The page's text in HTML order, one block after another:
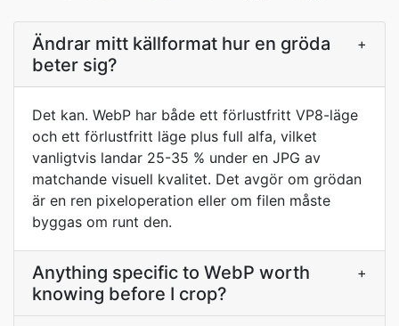
Ändrar mitt källformat hur en gröda
beter sig?
+
Det kan. WebP har både ett förlustfritt VP8-läge
och ett förlustfritt läge plus full alfa, vilket
vanligtvis landar 25-35 % under en JPG av
matchande visuell kvalitet. Det avgör om grödan
är en ren pixeloperation eller om filen måste
byggas om runt den.
Anything specific to WebP worth
knowing before I crop?
+